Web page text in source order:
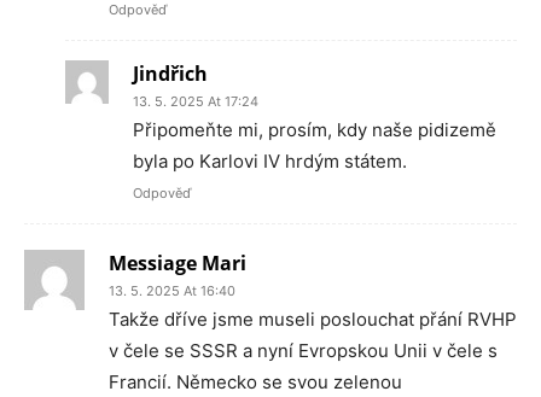
Odpověď
Jindřich
13. 5. 2025 At 17:24
Připomeňte mi, prosím, kdy naše pidizemě
byla po Karlovi IV hrdým státem.
Odpověď
Messiage Mari
13. 5. 2025 At 16:40
Takže dříve jsme museli poslouchat přání RVHP
v čele se SSSR a nyní Evropskou Unii v čele s
Francií. Německo se svou zelenou